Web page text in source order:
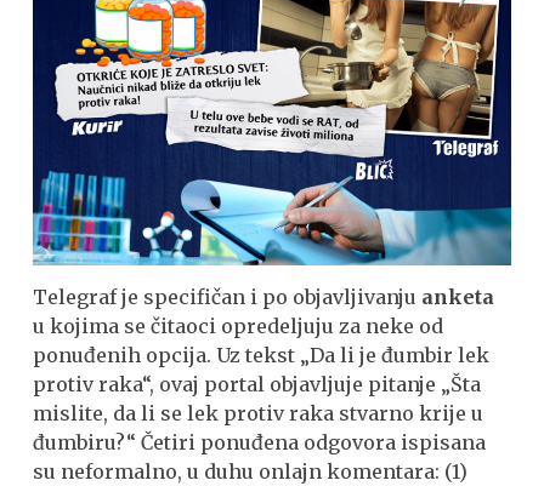
Telegraf je specifičan i po objavljivanju anketa
u kojima se čitaoci opredeljuju za neke od
ponuđenih opcija. Uz tekst „Da li je đumbir lek
protiv raka“, ovaj portal objavljuje pitanje „Šta
mislite, da li se lek protiv raka stvarno krije u
đumbiru?“ Četiri ponuđena odgovora ispisana
su neformalno, u duhu onlajn komentara: (1)